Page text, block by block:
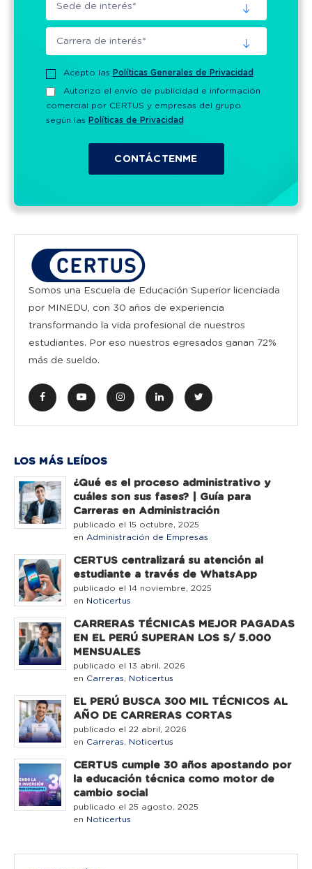
Acepto las Políticas Generales de Privacidad
Autorizo el envío de publicidad e información
comercial por CERTUS y empresas del grupo
según las Políticas de Privacidad
Somos una Escuela de Educación Superior licenciada
por MINEDU, con 30 años de experiencia
transformando la vida profesional de nuestros
estudiantes. Por eso nuestros egresados ganan 72%
más de sueldo.
LOS MÁS LEÍDOS
¿Qué es el proceso administrativo y
cuáles son sus fases? | Guía para
Carreras en Administración
publicado el 15 octubre, 2025
en Administración de Empresas
CERTUS centralizará su atención al
estudiante a través de WhatsApp
publicado el 14 noviembre, 2025
en Noticertus
CARRERAS TÉCNICAS MEJOR PAGADAS
EN EL PERÚ SUPERAN LOS S/ 5.000
MENSUALES
publicado el 13 abril, 2026
en Carreras, Noticertus
EL PERÚ BUSCA 300 MIL TÉCNICOS AL
AÑO DE CARRERAS CORTAS
publicado el 22 abril, 2026
en Carreras, Noticertus
CERTUS cumple 30 años apostando por
la educación técnica como motor de
cambio social
publicado el 25 agosto, 2025
en Noticertus